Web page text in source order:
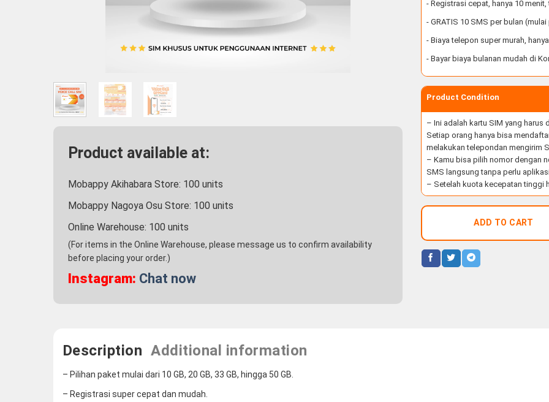
Product available at:
Mobappy Akihabara Store: 100 units
Mobappy Nagoya Osu Store: 100 units
Online Warehouse: 100 units
(For items in the Online Warehouse, please message us to confirm availability
before placing your order.)
Instagram: Chat now
- Registrasi cepat, hanya 10
- GRATIS 10 SMS per bulan
- Biaya telepon super murah,
- Bayar biaya bulanan mudah di
Product Condition
– Ini adalah kartu SIM yang harus
Setiap orang hanya bisa
melakukan telepondan mengirim
– Kamu bisa pilih nomor dengan
SMS langsung tanpa perlu
– Setelah kuota kecepatan tinggi
ADD TO CART
Description Additional information
– Pilihan paket mulai dari 10 GB, 20 GB, 33 GB, hingga 50 GB.
– Registrasi super cepat dan mudah.